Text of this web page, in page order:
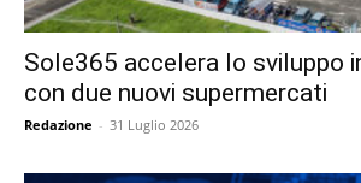
Sole365 accelera lo sviluppo
con due nuovi supermercati
Redazione - 31 Luglio 2026